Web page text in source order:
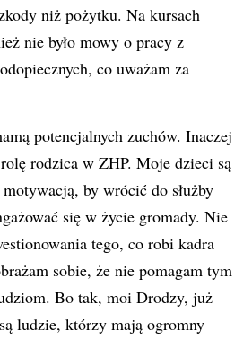
niż pożytku. Na kursach
nie było mowy o pracy z
co uważam za
potencjalnych zuchów. Inaczej
rodzica w ZHP. Moje dzieci są
by wrócić do służby
się w życie gromady. Nie
tego, co robi kadra
sobie, że nie pomagam tym
Bo tak, moi Drodzy, już
ludzie, którzy mają ogromny